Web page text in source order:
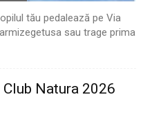
tău pedalează pe Via
sau trage prima
Club Natura 2026